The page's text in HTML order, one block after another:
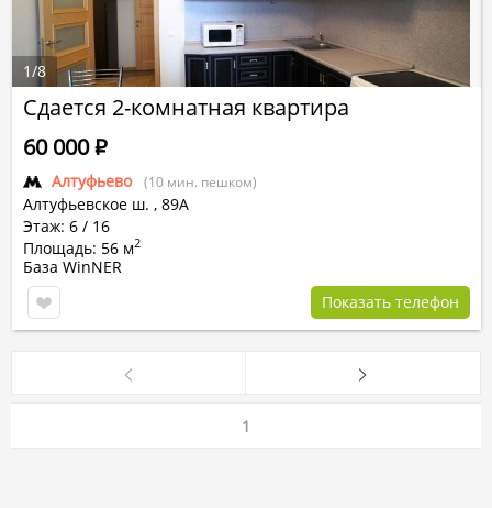
Сдается 2-комнатная квартира
Алтуфьево (10 мин. пешком)
Алтуфьевское ш. , 89А
Этаж: 6 / 16
Площадь: 56 м2
60 000Р
База WinNER
Показать телефон
1/8
1